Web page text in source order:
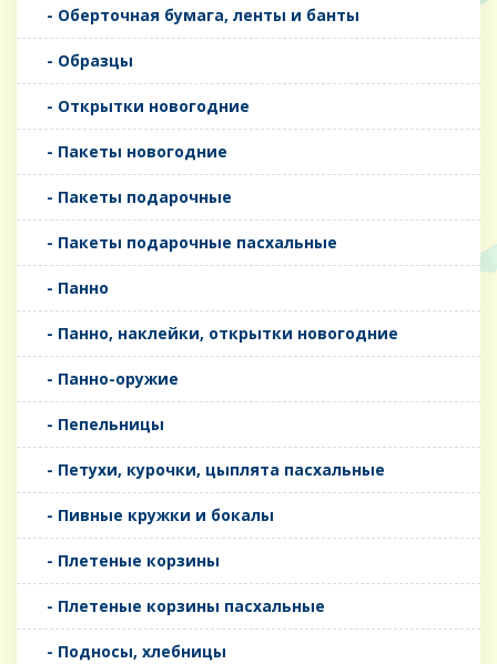
- Оберточная бумага, ленты и банты
- Образцы
- Открытки новогодние
- Пакеты новогодние
- Пакеты подарочные
- Пакеты подарочные пасхальные
- Панно
- Панно, наклейки, открытки новогодние
- Панно-оружие
- Пепельницы
- Петухи, курочки, цыплята пасхальные
- Пивные кружки и бокалы
- Плетеные корзины
- Плетеные корзины пасхальные
- Подносы, хлебницы